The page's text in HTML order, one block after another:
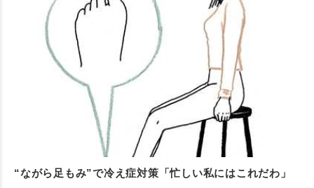
“ながら足もみ”で冷え症対策「忙しい私にはこれだわ」